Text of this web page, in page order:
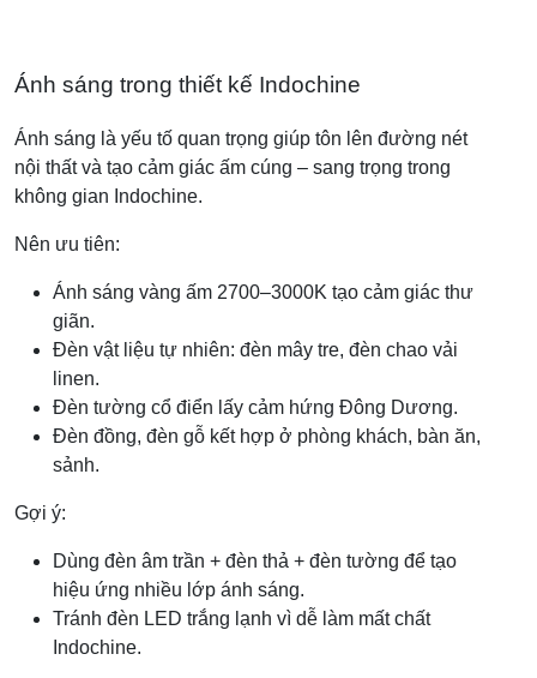
Ánh sáng trong thiết kế Indochine
Ánh sáng là yếu tố quan trọng giúp tôn lên đường nét
nội thất và tạo cảm giác ấm cúng – sang trọng trong
không gian Indochine.
Nên ưu tiên:
Ánh sáng vàng ấm 2700–3000K tạo cảm giác thư
giãn.
Đèn vật liệu tự nhiên: đèn mây tre, đèn chao vải
linen.
Đèn tường cổ điển lấy cảm hứng Đông Dương.
Đèn đồng, đèn gỗ kết hợp ở phòng khách, bàn ăn,
sảnh.
Gợi ý:
Dùng đèn âm trần + đèn thả + đèn tường để tạo
hiệu ứng nhiều lớp ánh sáng.
Tránh đèn LED trắng lạnh vì dễ làm mất chất
Indochine.